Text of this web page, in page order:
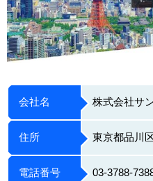
会社名 株式会社サ
住所 東京都品川
電話番号 03-3788-